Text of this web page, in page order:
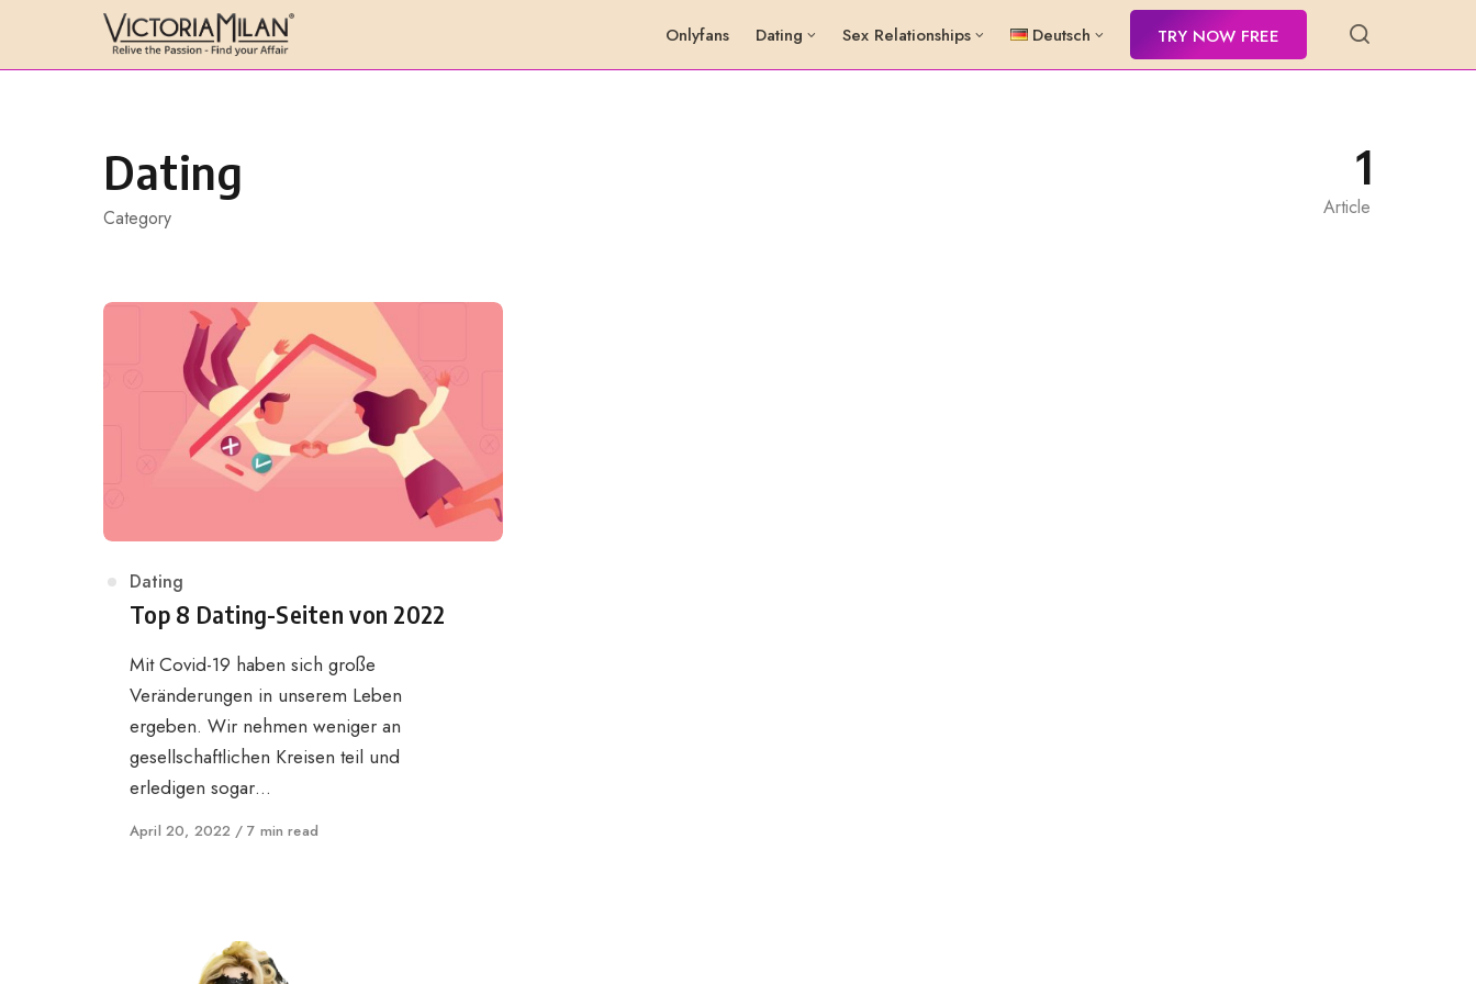
content
Onlyfans Dating Sex Relationships Deutsch TRY NOW FREE
Dating
Category
1
Article
Category
Dating
Top 8 Dating-Seiten von 2022
Mit Covid-19 haben sich große
Veränderungen in unserem Leben
ergeben. Wir nehmen weniger an
gesellschaftlichen Kreisen teil und
erledigen sogar…
Published
April 20, 2022 7 min read